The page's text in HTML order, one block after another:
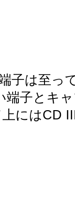
子は至っ
端子とキ
にはCD